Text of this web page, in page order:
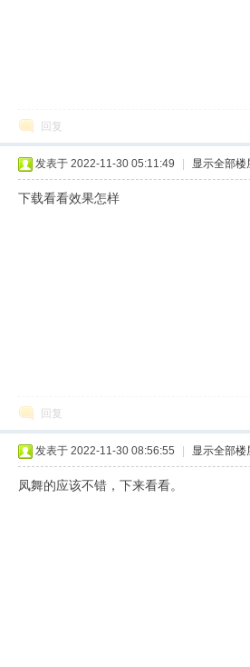
回复
发表于 2022-11-30 05:11:49 显示全部楼
下载看看效果怎样
回复
发表于 2022-11-30 08:56:55 显示全部楼
凤舞的应该不错，下来看看。